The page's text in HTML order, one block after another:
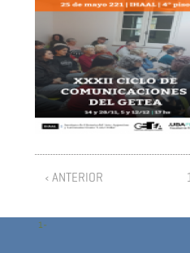
‹ ANTERIOR